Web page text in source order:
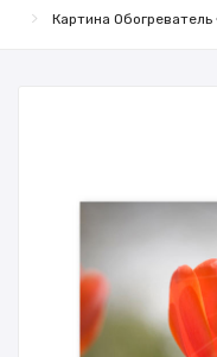
Картина